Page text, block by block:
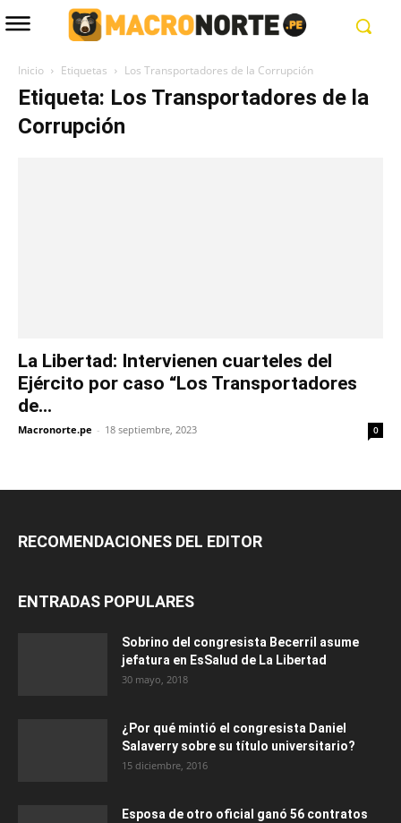
Inicio Etiquetas Los Transportadores de la Corrupción
Etiqueta: Los Transportadores de la
Corrupción
La Libertad: Intervienen cuarteles del
Ejército por caso “Los Transportadores
de...
Macronorte.pe - 18 septiembre, 2023 0
RECOMENDACIONES DEL EDITOR
ENTRADAS POPULARES
Sobrino del congresista Becerril asume
jefatura en EsSalud de La Libertad
30 mayo, 2018
¿Por qué mintió el congresista Daniel
Salaverry sobre su título universitario?
15 diciembre, 2016
Esposa de otro oficial ganó 56 contratos